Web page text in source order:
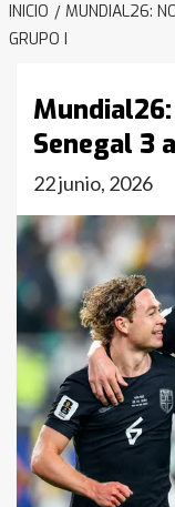
INICIO
MUNDIAL26:
GRUPO I
Senegal 3
22 junio, 2026